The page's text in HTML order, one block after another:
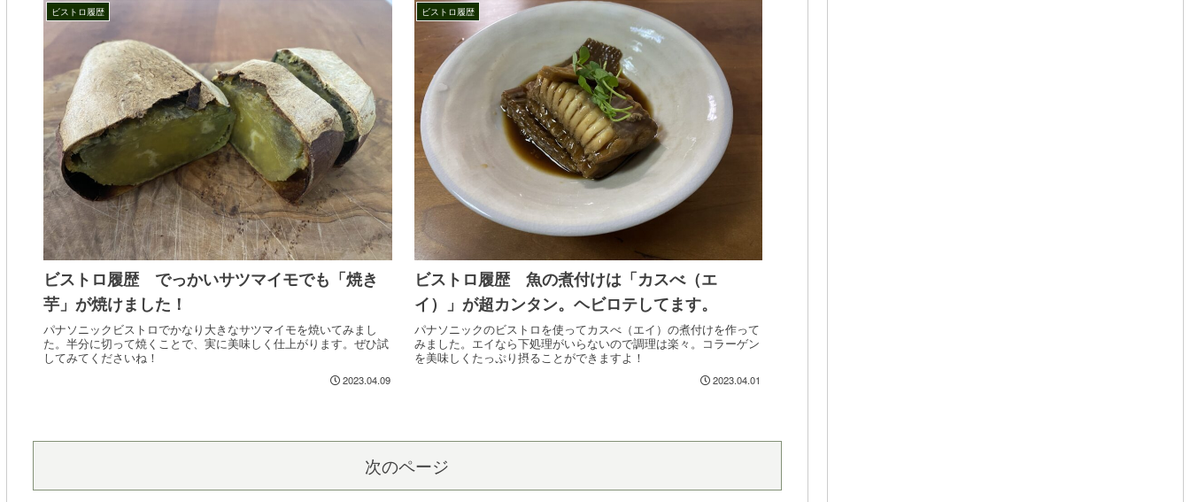
ビストロ履歴
ビストロ履歴 でっかいサツマイモでも「焼き
芋」が焼けました！
パナソニックビストロでかなり大きなサツマイモを焼いてみまし
た。半分に切って焼くことで、実に美味しく仕上がります。ぜひ試
してみてくださいね！
2023.04.09
ビストロ履歴
ビストロ履歴 魚の煮付けは「カスべ（エ
イ）」が超カンタン。ヘビロテしてます。
パナソニックのビストロを使ってカスべ（エイ）の煮付けを作って
みました。エイなら下処理がいらないので調理は楽々。コラーゲン
を美味しくたっぷり摂ることができますよ！
2023.04.01
次のページ